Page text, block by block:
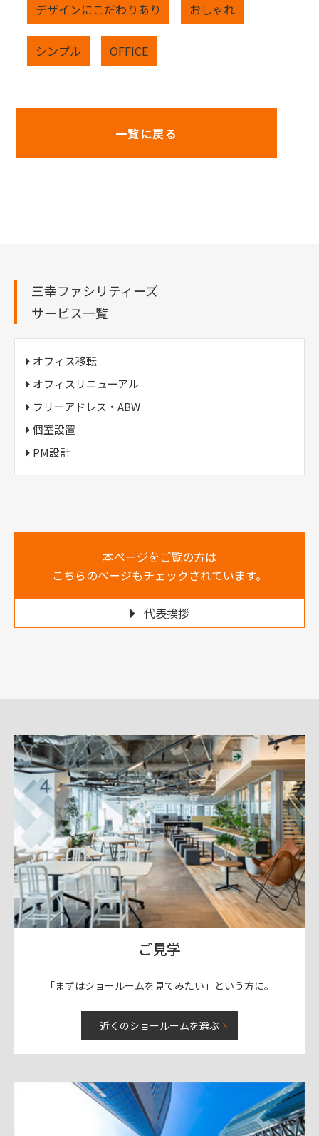
デザインにこだわりあり おしゃれ
シンプル OFFICE
一覧に戻る
三幸ファシリティーズ
サービス一覧
オフィス移転
オフィスリニューアル
フリーアドレス・ABW
個室設置
PM設計
本ページをご覧の方は
こちらのページもチェックされています。
代表挨拶
ご見学
「まずはショールームを見てみたい」という方に。
近くのショールームを選ぶ